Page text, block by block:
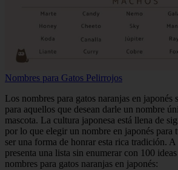
Nombres para Gatos Pelirrojos
Los nombres para gatos naranjas en
para aquellos que desean darle un nombre
mascota. La cultura japonesa está llena de
por lo que elegir un nombre en japonés para
ser una forma de honrar esta rica tradición.
presenta una lista sin enumerar con 100
nombres para gatos naranjas en japonés: